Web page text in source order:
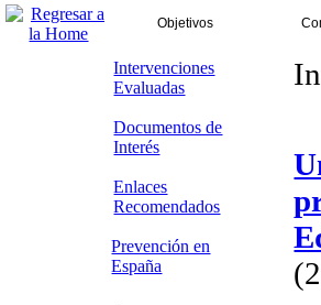
Objetivos
Intervenciones
Evaluadas
Documentos de
Interés
Enlaces
Recomendados
Prevención en
España